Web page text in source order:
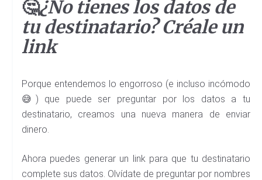
🤔¿No tienes los datos de
tu destinatario? Créale un
link
Porque entendemos lo engorroso (e incluso incómodo
😅) que puede ser preguntar por los datos a tu
destinatario, creamos una nueva manera de enviar
dinero.
Ahora puedes generar un link para que tu destinatario
complete sus datos. Olvídate de preguntar por nombres